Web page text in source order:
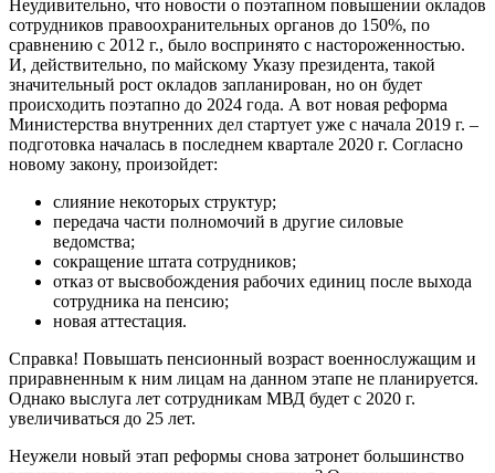
Неудивительно, что новости о поэтапном повышении окладов
сотрудников правоохранительных органов до 150%, по
сравнению с 2012 г., было воспринято с настороженностью.
И, действительно, по майскому Указу президента, такой
значительный рост окладов запланирован, но он будет
происходить поэтапно до 2024 года. А вот новая реформа
Министерства внутренних дел стартует уже с начала 2019 г. –
подготовка началась в последнем квартале 2020 г. Согласно
новому закону, произойдет:
слияние некоторых структур;
передача части полномочий в другие силовые
ведомства;
сокращение штата сотрудников;
отказ от высвобождения рабочих единиц после выхода
сотрудника на пенсию;
новая аттестация.
Справка! Повышать пенсионный возраст военнослужащим и
приравненным к ним лицам на данном этапе не планируется.
Однако выслуга лет сотрудникам МВД будет с 2020 г.
увеличиваться до 25 лет.
Неужели новый этап реформы снова затронет большинство